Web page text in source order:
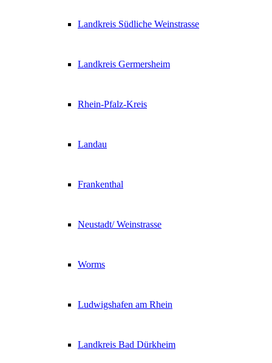
Landkreis Südliche Weinstrasse
Landkreis Germersheim
Rhein-Pfalz-Kreis
Landau
Frankenthal
Neustadt/ Weinstrasse
Worms
Ludwigshafen am Rhein
Landkreis Bad Dürkheim